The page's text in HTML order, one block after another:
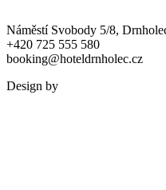
Náměstí Svobody 5/8,
+420 725 555 580
booking@hoteldrnholec.cz
Design by